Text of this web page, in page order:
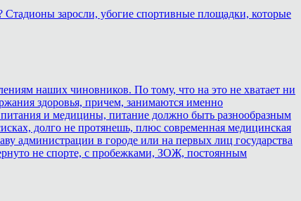
заросли, убогие спортивные площадки, которые
наших чиновников. По тому, что на это не хватает ни
здоровья, причем, занимаются именно
питания и медицины, питание должно быть разнообразным
долго не протянешь, плюс современная медицинская
администрации в городе или на первых лиц государства
не спорте, с пробежками, ЗОЖ, постоянным